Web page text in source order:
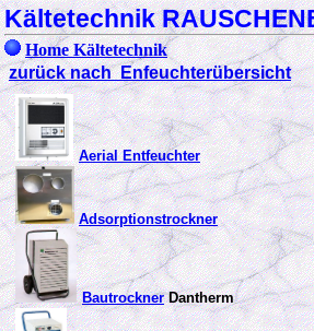
Kältetechnik
Home Kältetechnik
zurück nach Enfeuchterübersicht
Aerial Entfeuchter
Adsorptionstrockner
BautrocknerDantherm